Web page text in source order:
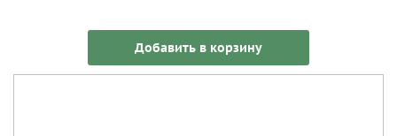
Добавить в корзину